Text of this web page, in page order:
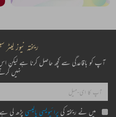
ریختہ نیوز لیٹر
آپ کو باقاعدگی سے کچھ حاصل کرنا ہے لیکن
نہیں
میں نے ریختہ کی پرائیویسی پالیسی پڑھ لی